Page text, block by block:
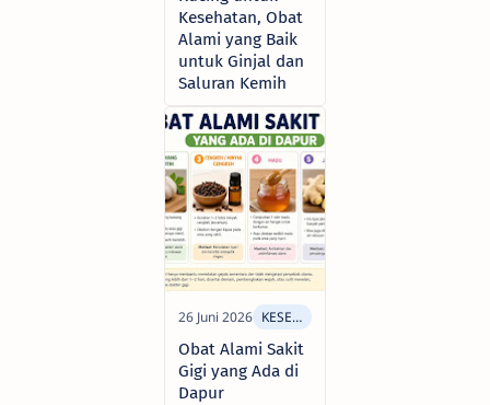
Kesehatan, Obat
Alami yang Baik
untuk Ginjal dan
Saluran Kemih
Obat Alami Sakit
Gigi yang Ada di
Dapur